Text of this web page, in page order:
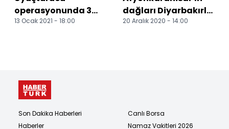
operasyonunda 3
kişi gözaltına alındı
13 Ocak 2021 - 18:00
dağları Diyarbakırlı
işçilerin emekleri ile
20 Aralık 2020 - 14:00
Son Dakika Haberleri
Haberler
Canlı Borsa
Namaz Vakitleri 2026